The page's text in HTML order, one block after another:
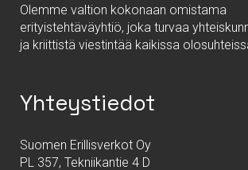
Olemme valtion kokonaan omistama
erityistehtäväyhtiö, joka turvaa
ja kriittistä viestintää kaikissa
Yhteystiedot
Suomen Erillisverkot Oy
PL 357, Tekniikantie 4 D